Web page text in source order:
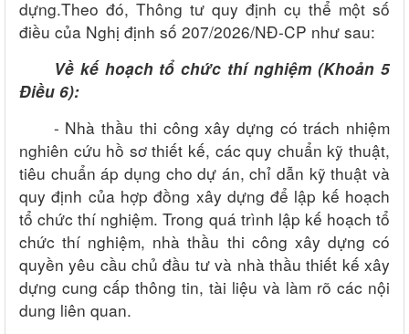
dựng.Theo đó, Thông tư quy định cụ thể một số
điều của Nghị định số 207/2026/NĐ-CP như sau:
Về kế hoạch tổ chức thí nghiệm (Khoản 5
Điều 6):
- Nhà thầu thi công xây dựng có trách nhiệm
nghiên cứu hồ sơ thiết kế, các quy chuẩn kỹ thuật,
tiêu chuẩn áp dụng cho dự án, chỉ dẫn kỹ thuật và
quy định của hợp đồng xây dựng để lập kế hoạch
tổ chức thí nghiệm. Trong quá trình lập kế hoạch tổ
chức thí nghiệm, nhà thầu thi công xây dựng có
quyền yêu cầu chủ đầu tư và nhà thầu thiết kế xây
dựng cung cấp thông tin, tài liệu và làm rõ các nội
dung liên quan.